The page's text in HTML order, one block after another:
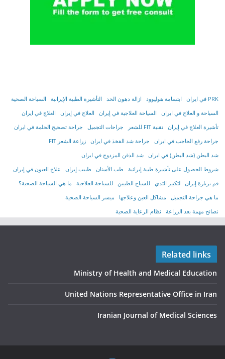
PRK في ايران ابتسامة هوليوود ازالة دهون الخد التأشیرة الطبیة الإیرانیة
السياحة الصحية
السياحة و العلاج في ايران
السیاحة العلاجیة في إیران العلاج في إيران
العلاج في ايران
تأشیرة العلاج في إیران
تقنية FIT للشعر جراحات التجميل
جراحة تصحيح الحلمة في ايران
جراحة رفع الحاجب في ايران
جراحة شد الفخذ في ايران
زراعة الشعر FIT
شد البطن (شد البطن) في ايران
شد الذقن المزدوج في ايران
شروط الحصول على تأشیرة طبیة إیرانیة
طب الأسنان طبيب إيران
علاج العيون في إيران
قم بزيارة إيران
لتكبير الثدي للسياح الطبيين للسياحة العلاجية
ما هي السياحة الصحية؟
ما هي جراحة التجميل
مشاكل العين وعلاجها
ميسر السياحة الصحية
نصائح مهمة بعد الزراعة
نظام الرعاية الصحية
Related links
Ministry of Health and Medical Education
United Nations Representative Office in Iran
Iranian Journal of Medical Sciences